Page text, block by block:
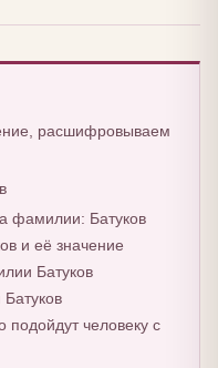
расшифровываем
фамилии: Батуков
и её значение
Батуков
подойдут человеку с